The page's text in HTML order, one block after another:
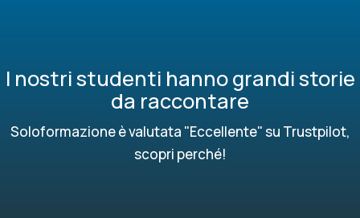
I nostri studenti hanno grandi storie
da raccontare
Soloformazione è valutata "Eccellente" su Trustpilot,
scopri perché!